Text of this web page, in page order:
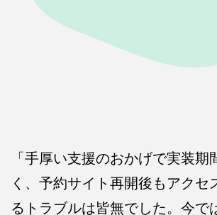
「手厚い支援のおかげで実装期
く、予約サイト再開後もアクセ
るトラブルは皆無でした。今